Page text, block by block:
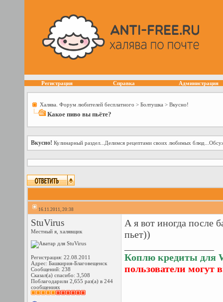
Регистрация Справка Администрация
Халява. Форум любителей бесплатного > Болтушка > Вкусно!
Какое пиво вы пьёте?
Вкусно! Кулинарный раздел...Делимся рецептами своих любимых
16.11.2011, 20:38
StuVirus
Местный я, халявщик
Регистрация: 22.08.2011
Адрес: Башкирия-Благовещенск
Сообщений: 238
Сказал(а) спасибо: 3,508
Поблагодарили 2,655 раз(а) в 244
сообщениях
А я вот иногда после
пьет))
Коплю кредиты для
пользователи могут